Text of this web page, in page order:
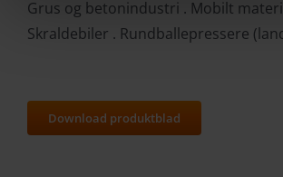
Grus og betonindustri . Mobilt
Skraldebiler . Rundballepressere
Download produktblad